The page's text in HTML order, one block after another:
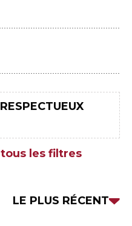
les filtres
LE PLUS RÉCENT